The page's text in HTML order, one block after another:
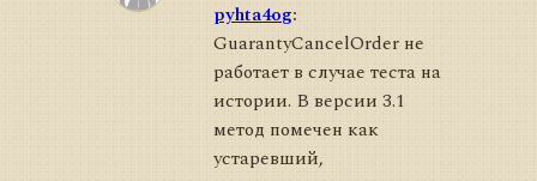
pyhta4og:
GuarantyCancelOrder не
работает в случае теста на
истории. В версии 3.1
метод помечен как
устаревший,